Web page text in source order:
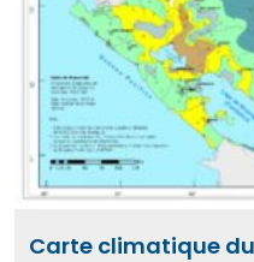
Carte climatique